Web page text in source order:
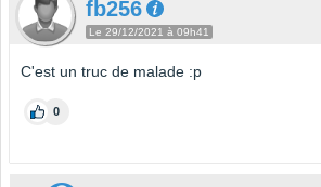
fb256
Le 29/12/2021 à 09h41
C'est un truc de malade :p
0